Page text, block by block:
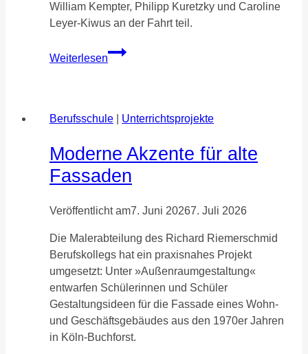
William Kempter, Philipp Kuretzky und Caroline
Leyer-Kiwus an der Fahrt teil.
Weiterlesen
Wellenreiten
2026
Berufsschule Unterrichtsprojekte
Moderne Akzente für alte
Fassaden
Veröffentlicht am7. Juni 20267. Juli 2026
Die Malerabteilung des Richard Riemerschmid
Berufskollegs hat ein praxisnahes Projekt
umgesetzt: Unter »Außenraumgestaltung«
entwarfen Schülerinnen und Schüler
Gestaltungsideen für die Fassade eines Wohn-
und Geschäftsgebäudes aus den 1970er Jahren
in Köln-Buchforst.